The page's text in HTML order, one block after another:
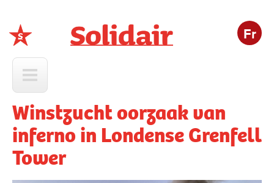
Fr
Winstzucht oorzaak van
inferno in Londense Grenfell
Tower